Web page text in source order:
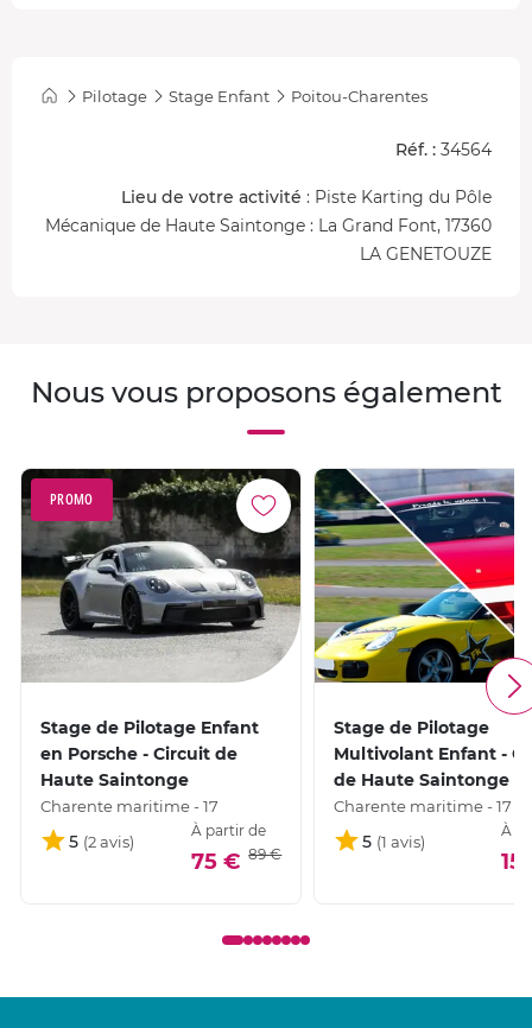
parcours rapide et technique d'une longueur de 1 km,
comportant divers virages serrés et lignes droites. Conçu
pour offrir des sensations intenses, ce tracé promet des
Pilotage Stage Enfant Poitou-Charentes
Réf. : 34564
Lieu de votre activité : Piste Karting du Pôle
Mécanique de Haute Saintonge : La Grand Font, 17360
LA GENETOUZE
Nous vous proposons également
PROMO
Stage de Pilotage Enfant
en Porsche - Circuit de
Haute Saintonge
Charente maritime - 17
5
À partir de
75 € 89 €
Stage de Pilotage
Multivolant Enfant -
de Haute Saintonge
Charente maritime - 17
5
À